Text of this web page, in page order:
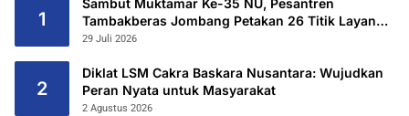
1
Sambut Muktamar Ke-35 NU, Pesantren
Tambakberas Jombang Petakan 26 Titik Layanan
Utama
29 Juli 2026
2
Diklat LSM Cakra Baskara Nusantara: Wujudkan
Peran Nyata untuk Masyarakat
2 Agustus 2026